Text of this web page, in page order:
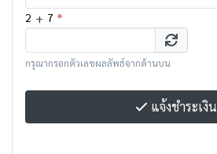
2 + 7 *
กรุณากรอกตัวเลขผลลัพธ์จากด้านบน
แจ้งชำระเงิน